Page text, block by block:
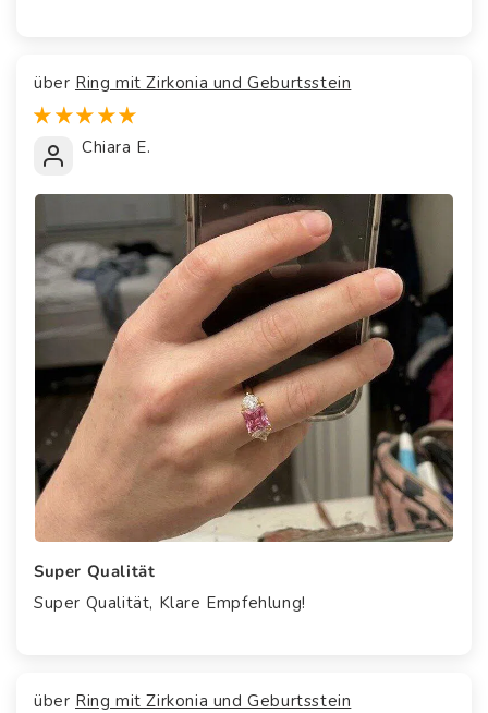
Ring mit Zirkonia und Geburtsstein
Chiara E.
Super Qualität
Super Qualität, Klare Empfehlung!
Ring mit Zirkonia und Geburtsstein